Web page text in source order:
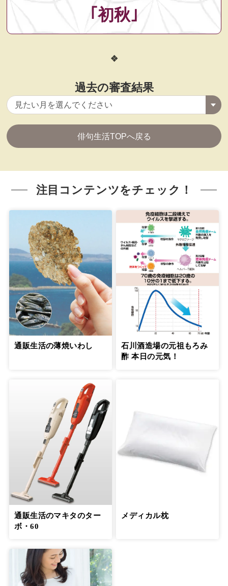
｢初秋｣
過去の審査結果
俳句生活TOPへ戻る
注目コンテンツをチェック！
通販生活の薄焼いわし
石川酒造場の元祖もろみ
酢 本日の元気！
通販生活のマキタのター
ボ・60
メディカル枕